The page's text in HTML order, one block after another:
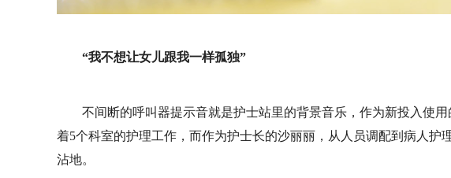
“我不想让女儿跟我一样孤独”
不间断的呼叫器提示音就是护士站里的背景音乐，作为新投入使
着5个科室的护理工作，而作为护士长的沙丽丽，从人员调配到病人护
沾地。